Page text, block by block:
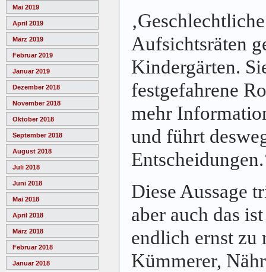
Mai 2019
April 2019
März 2019
Februar 2019
Januar 2019
Dezember 2018
November 2018
Oktober 2018
September 2018
August 2018
Juli 2018
Juni 2018
Mai 2018
April 2018
März 2018
Februar 2018
Januar 2018
Aufsichtsräten
Kindergärten.
festgefahrene
mehr
und führt
Diese Aussage
aber auch das
endlich ernst zu
Kümmerer,